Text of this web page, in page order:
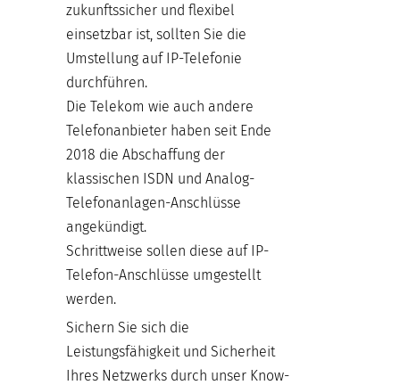
zukunftssicher und flexibel
einsetzbar ist, sollten Sie die
Umstellung auf IP-Telefonie
durchführen.
Die Telekom wie auch andere
Telefonanbieter haben seit Ende
2018 die Abschaffung der
klassischen ISDN und Analog-
Telefonanlagen-Anschlüsse
angekündigt.
Schrittweise sollen diese auf IP-
Telefon-Anschlüsse umgestellt
werden.
Sichern Sie sich die
Leistungsfähigkeit und Sicherheit
Ihres Netzwerks durch unser Know-